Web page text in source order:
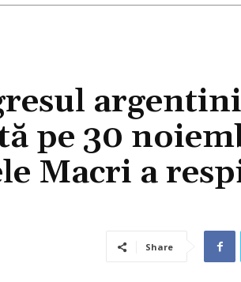
pe 30
Macri a
Share